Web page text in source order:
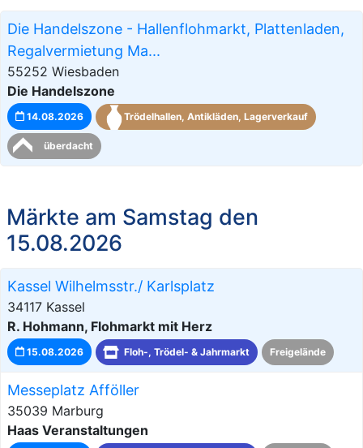
Die Handelszone - Hallenflohmarkt, Plattenladen,
Regalvermietung Ma...
55252 Wiesbaden
Die Handelszone
14.08.2026 Trödelhallen, Antikläden, Lagerverkauf
überdacht
Märkte am Samstag den
15.08.2026
Kassel Wilhelmsstr./ Karlsplatz
34117 Kassel
R. Hohmann, Flohmarkt mit Herz
15.08.2026 Floh-, Trödel- & Jahrmarkt Freigelände
Messeplatz Afföller
35039 Marburg
Haas Veranstaltungen